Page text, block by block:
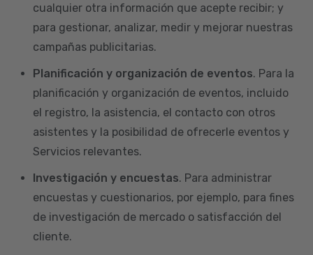
cualquier otra información que acepte recibir; y
para gestionar, analizar, medir y mejorar nuestras
campañas publicitarias.
Planificación y organización de eventos. Para la
planificación y organización de eventos, incluido
el registro, la asistencia, el contacto con otros
asistentes y la posibilidad de ofrecerle eventos y
Servicios relevantes.
Investigación y encuestas. Para administrar
encuestas y cuestionarios, por ejemplo, para fines
de investigación de mercado o satisfacción del
cliente.